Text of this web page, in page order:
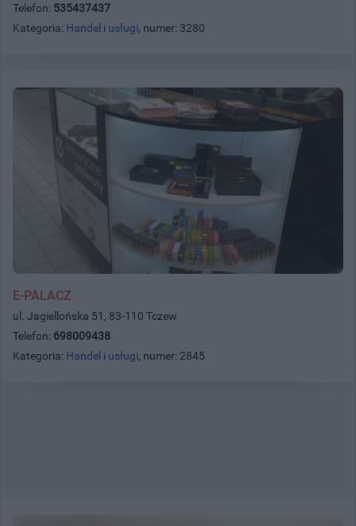
Telefon: 535437437
Kategoria: Handel i usługi, numer: 3280
E-PALACZ
ul. Jagiellońska 51, 83-110 Tczew
Telefon: 698009438
Kategoria: Handel i usługi, numer: 2845